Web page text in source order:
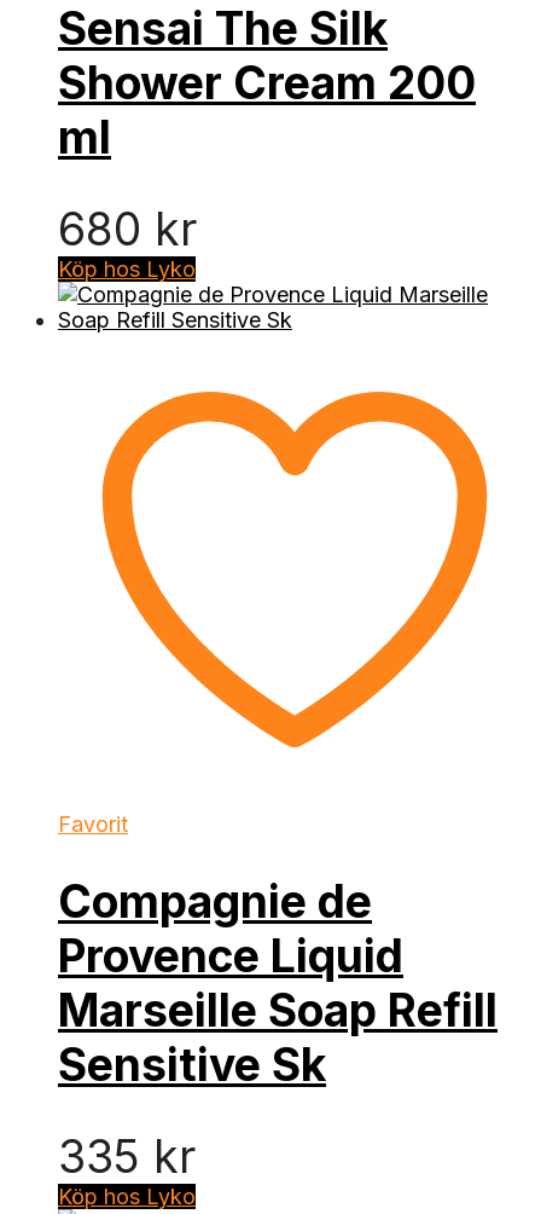
Sensai The Silk
Shower Cream 200
ml
680 kr
Köp hos Lyko
Favorit
Compagnie de
Provence Liquid
Marseille Soap Refill
Sensitive Sk
335 kr
Köp hos Lyko